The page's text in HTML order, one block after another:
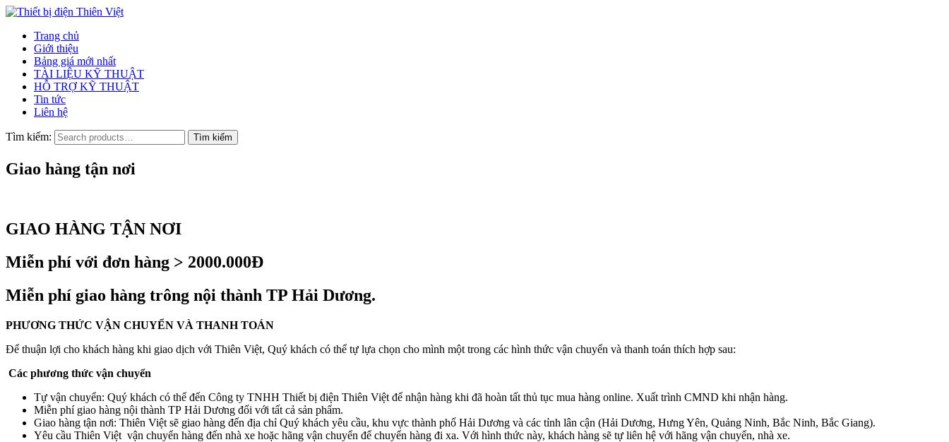
Trang chủ
Giới thiệu
Bảng giá mới nhất
TÀI LIỆU KỸ THUẬT
HỖ TRỢ KỸ THUẬT
Tin tức
Liên hệ
Tìm kiếm:
Giao hàng tận nơi
GIAO HÀNG TẬN NƠI
Miễn phí với đơn hàng > 2000.000Đ
Miễn phí giao hàng trông nội thành TP Hải Dương.
PHƯƠNG THỨC VẬN CHUYỂN VÀ THANH TOÁN
Để thuận lợi cho khách hàng khi giao dịch với Thiên Việt, Quý khách có thể tự lựa chọn cho mình một trong các hình thức vận chuyển và thanh toán thích hợp sau:
Các phương thức vận chuyển
Tự vận chuyển: Quý khách có thể đến Công ty TNHH Thiết bị điện Thiên Việt để nhận hàng khi đã hoàn tất thủ tục mua hàng online. Xuất trình CMND khi nhận hàng.
Miễn phí giao hàng nội thành TP Hải Dương đối với tất cả sản phẩm.
Giao hàng tận nơi: Thiên Việt sẽ giao hàng đến địa chỉ Quý khách yêu cầu, khu vực thành phố Hải Dương và các tỉnh lân cận (Hải Dương, Hưng Yên, Quảng Ninh, Bắc Ninh, Bắc Giang).
Yêu cầu Thiên Việt vận chuyển hàng đến nhà xe hoặc hãng vận chuyển để chuyển hàng đi xa. Với hình thức này, khách hàng sẽ tự liên hệ với hãng vận chuyển, nhà xe.